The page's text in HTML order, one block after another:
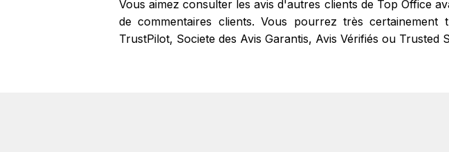
Vous aimez consulter les avis d'autres clients de Top Office
de commentaires clients. Vous pourrez très
TrustPilot, Societe des Avis Garantis, Avis Vérifiés ou Trusted